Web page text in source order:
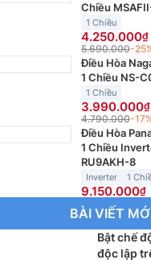
Chiều
1 Chiều
4.250.000
5.690.000-
Điều Hòa
1 Chiều NS-
1 Chiều
3.990.000
4.790.000-
Điều Hòa
1 Chiều
RU9AKH-8
Inverter 1
9.150.000
BÀI VIẾT
Bật chế
độc lập